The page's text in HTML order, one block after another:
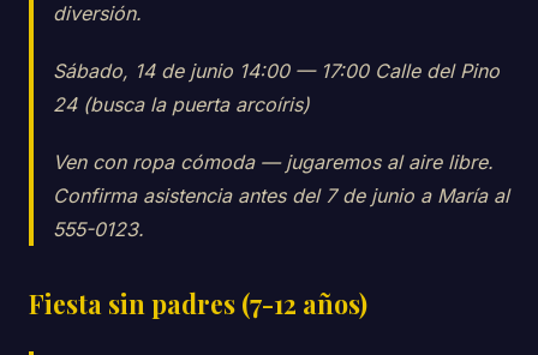
diversión.
Sábado, 14 de junio 14:00 — 17:00 Calle del Pino
24 (busca la puerta arcoíris)
Ven con ropa cómoda — jugaremos al aire libre.
Confirma asistencia antes del 7 de junio a María al
555-0123.
Fiesta sin padres (7-12 años)